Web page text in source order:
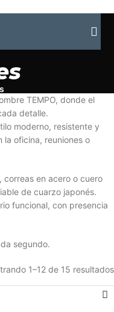
TEMPO, donde el
detalle.
moderno, resistente y
oficina, reuniones o
correas en acero o cuero
de cuarzo japonés.
funcional, con presencia
segundo.
1–12 de 15 resultados